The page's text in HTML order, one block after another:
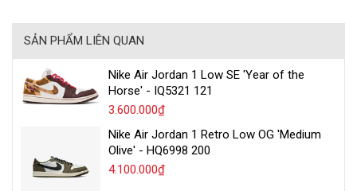
SẢN PHẨM LIÊN QUAN
Nike Air Jordan 1 Low SE 'Year of the
Horse' - IQ5321 121
3.600.000₫
Nike Air Jordan 1 Retro Low OG 'Medium
Olive' - HQ6998 200
4.100.000₫